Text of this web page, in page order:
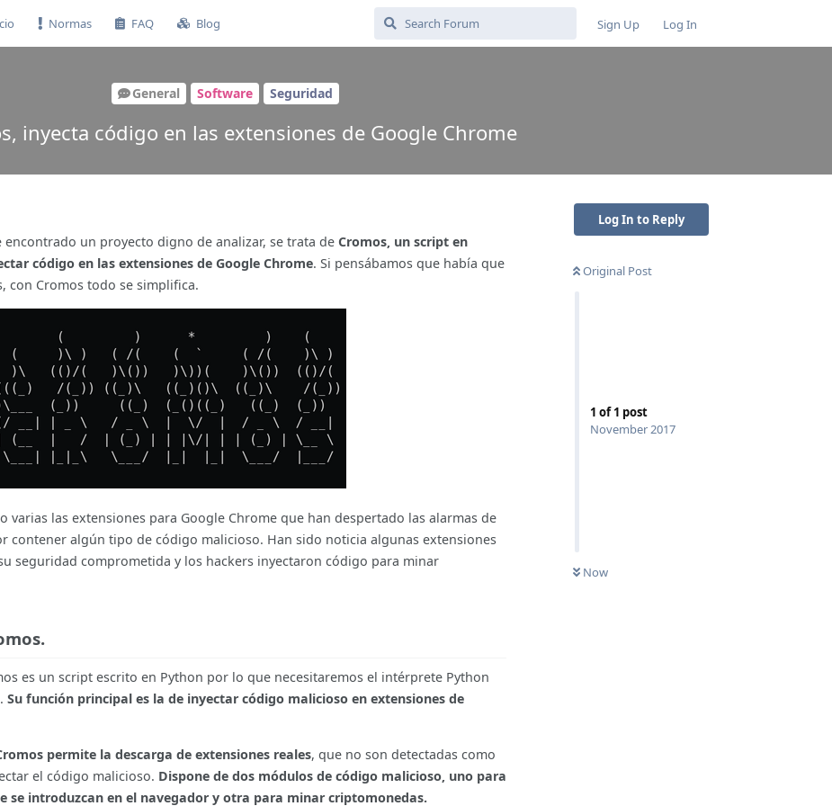
Normas FAQ Blog Sign Up Log In
General Software Seguridad
inyecta código en las extensiones de Google Chrome
Log In to Reply
Original Post
1 of1 post
November 2017
Now
un proyecto digno de analizar, se trata de Cromos, un script en
código en las extensiones de Google Chrome. Si pensábamos que había que
con Cromos todo se simplifica.
varias las extensiones para Google Chrome que han despertado las alarmas de
contener algún tipo de código malicioso. Han sido noticia algunas extensiones
seguridad comprometida y los hackers inyectaron código para minar
es un script escrito en Python por lo que necesitaremos el intérprete Python
Su función principal es la de inyectar código malicioso en extensiones de
permite la descarga de extensiones reales, que no son detectadas como
el código malicioso. Dispone de dos módulos de código malicioso, uno para
se introduzcan en el navegador y otra para minar criptomonedas.